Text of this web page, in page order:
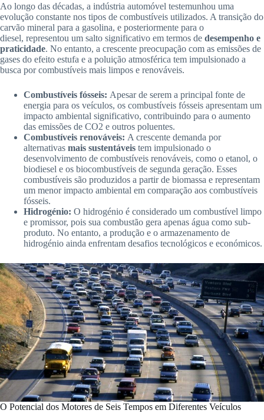
Ao longo das décadas, a indústria automóvel testemunhou uma
evolução constante nos tipos de combustíveis utilizados. A transição do
carvão mineral para a gasolina, e posteriormente para o
diesel, representou um salto significativo em termos de desempenho e
praticidade. No entanto, a crescente preocupação com as emissões de
gases do efeito estufa e a poluição atmosférica tem impulsionado a
busca por combustíveis mais limpos e renováveis.
Combustíveis fósseis: Apesar de serem a principal fonte de
energia para os veículos, os combustíveis fósseis apresentam um
impacto ambiental significativo, contribuindo para o aumento
das emissões de CO2 e outros poluentes.
Combustíveis renováveis: A crescente demanda por
alternativas mais sustentáveis tem impulsionado o
desenvolvimento de combustíveis renováveis, como o etanol, o
biodiesel e os biocombustíveis de segunda geração. Esses
combustíveis são produzidos a partir de biomassa e representam
um menor impacto ambiental em comparação aos combustíveis
fósseis.
Hidrogénio: O hidrogénio é considerado um combustível limpo
e promissor, pois sua combustão gera apenas água como sub-
produto. No entanto, a produção e o armazenamento de
hidrogénio ainda enfrentam desafios tecnológicos e económicos.
O Potencial dos Motores de Seis Tempos em Diferentes Veículos